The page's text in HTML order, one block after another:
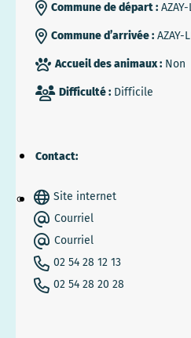
Commune de départ :
Commune d’arrivée : AZAY-
Accueil des animaux : Non
Difficulté : Difficile
Contact:
Site internet
Courriel
Courriel
02 54 28 12 13
02 54 28 20 28